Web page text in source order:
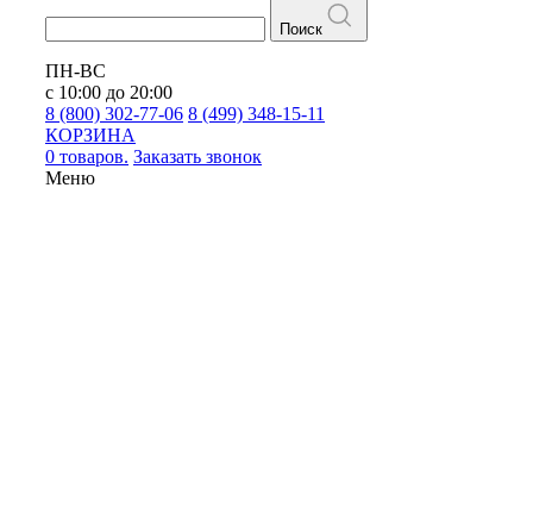
Поиск
ПН-ВС
с 10:00 до 20:00
8 (800) 302-77-06 8 (499) 348-15-11
КОРЗИНА
0 товаров. Заказать звонок
Меню